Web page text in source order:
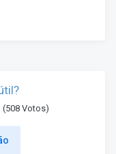
(508 Votos)